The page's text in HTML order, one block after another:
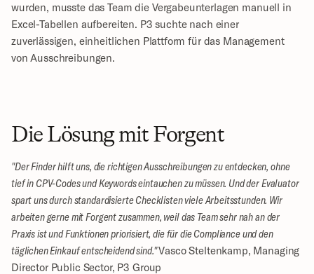
wurden, musste das Team die Vergabeunterlagen manuell in
Excel-Tabellen aufbereiten. P3 suchte nach einer
zuverlässigen, einheitlichen Plattform für das Management
von Ausschreibungen.
Die Lösung mit Forgent
"Der Finder hilft uns, die richtigen Ausschreibungen zu entdecken, ohne
tief in CPV-Codes und Keywords eintauchen zu müssen. Und der Evaluator
spart uns durch standardisierte Checklisten viele Arbeitsstunden. Wir
arbeiten gerne mit Forgent zusammen, weil das Team sehr nah an der
Praxis ist und Funktionen priorisiert, die für die Compliance und den
täglichen Einkauf entscheidend sind." Vasco Steltenkamp, Managing
Director Public Sector, P3 Group